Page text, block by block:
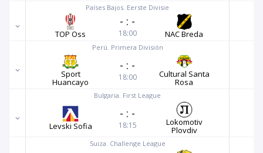
Países Bajos. Eerste Divisie
TOP Oss
- : -
18:00 NAC Breda
Perú. Primera División
Sport
Huancayo
- : -
18:00 Cultural Santa
Rosa
Bulgaria. First League
Levski Sofia
- : -
18:15 Lokomotiv
Plovdiv
Suiza. Challenge League